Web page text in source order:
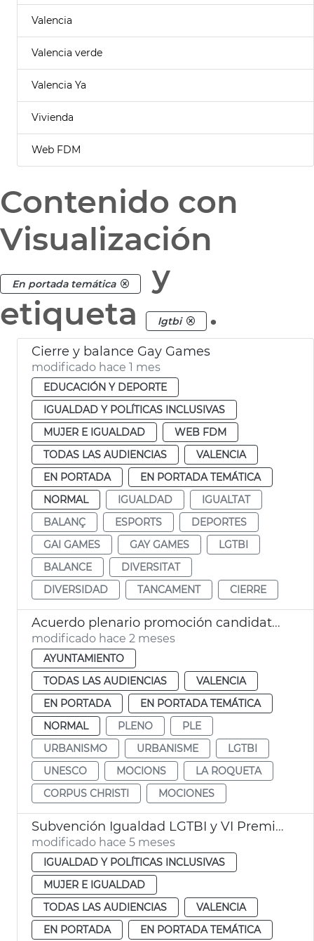
Valencia
Valencia verde
Valencia Ya
Vivienda
Web FDM
Contenido con
Visualización
En portada temática
y
etiqueta
lgtbi .
Cierre y balance Gay Games
modificado hace 1 mes
EDUCACIÓN Y DEPORTE
IGUALDAD Y POLÍTICAS INCLUSIVAS
MUJER E IGUALDAD
WEB FDM
TODAS LAS AUDIENCIAS
VALENCIA
EN PORTADA
EN PORTADA TEMÁTICA
NORMAL
IGUALDAD
IGUALTAT
BALANÇ
ESPORTS
DEPORTES
GAI GAMES
GAY GAMES
LGTBI
BALANCE
DIVERSITAT
DIVERSIDAD
TANCAMENT CIERRE
Acuerdo plenario promoción candidatura Corpus Patrimonio Cultural Unesco
modificado hace 2 meses
AYUNTAMIENTO
TODAS LAS AUDIENCIAS
VALENCIA
EN PORTADA
EN PORTADA TEMÁTICA
NORMAL
PLENO
PLE
URBANISMO
URBANISME
LGTBI
UNESCO
MOCIONS
LA ROQUETA
CORPUS CHRISTI
MOCIONES
Subvención Igualdad LGTBI y VI Premios Igualdad València
modificado hace 5 meses
IGUALDAD Y POLÍTICAS INCLUSIVAS
MUJER E IGUALDAD
TODAS LAS AUDIENCIAS
VALENCIA
EN PORTADA
EN PORTADA TEMÁTICA